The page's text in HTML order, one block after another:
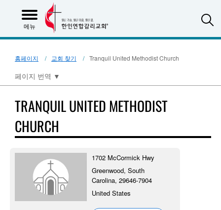
메뉴
홈페이지 교회 찾기 Tranquil United Methodist Church
페이지 번역 ▼
TRANQUIL UNITED METHODIST
CHURCH
1702 McCormick Hwy
Greenwood, South
Carolina, 29646-7904
United States